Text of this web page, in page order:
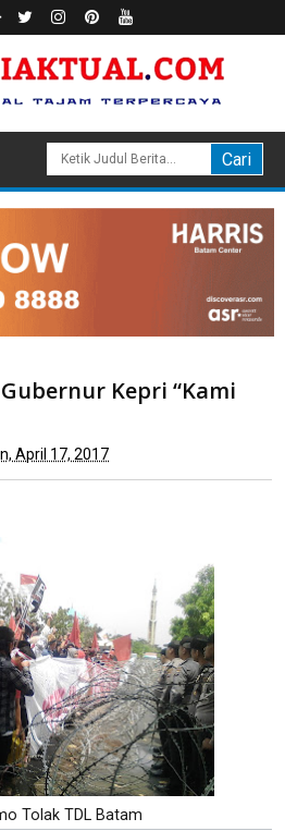
“Kami Butuh Kepastian”
Kepri “Kami
April 17, 2017
Tolak TDL Batam